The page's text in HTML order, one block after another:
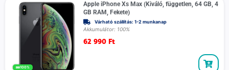
100%
Apple iPhone Xs Max (Kiváló, független, 64 GB, 4
GB RAM, Fekete)
Várható szállítás: 1-2 munkanap
Akkumulátor: 100%
62 990 Ft